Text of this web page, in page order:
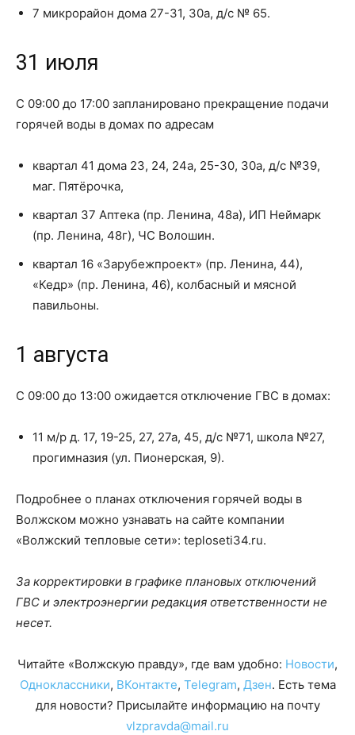
7 микрорайон дома 27-31, 30а, д/с № 65.
31 июля
С 09:00 до 17:00 запланировано прекращение подачи
горячей воды в домах по адресам
квартал 41 дома 23, 24, 24а, 25-30, 30а, д/с №39,
маг. Пятёрочка,
квартал 37 Аптека (пр. Ленина, 48а), ИП Неймарк
(пр. Ленина, 48г), ЧС Волошин.
квартал 16 «Зарубежпроект» (пр. Ленина, 44),
«Кедр» (пр. Ленина, 46), колбасный и мясной
павильоны.
1 августа
С 09:00 до 13:00 ожидается отключение ГВС в домах:
11 м/р д. 17, 19-25, 27, 27а, 45, д/с №71, школа №27,
прогимназия (ул. Пионерская, 9).
Подробнее о планах отключения горячей воды в
Волжском можно узнавать на сайте компании
«Волжский тепловые сети»: teploseti34.ru.
За корректировки в графике плановых отключений
ГВС и электроэнергии редакция ответственности не
несет.
Читайте «Волжскую правду», где вам удобно: Новости,
Одноклассники, ВКонтакте, Telegram, Дзен. Есть тема
для новости? Присылайте информацию на почту
vlzpravda@mail.ru